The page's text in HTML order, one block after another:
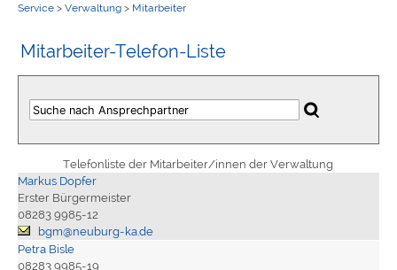
Service> Verwaltung> Mitarbeiter
Mitarbeiter-Telefon-Liste
Telefonliste der Mitarbeiter/innen der Verwaltung
Markus Dopfer
Erster Bürgermeister
08283 9985-12
bgm@neuburg-ka.de
Petra Bisle
08283 9985-19